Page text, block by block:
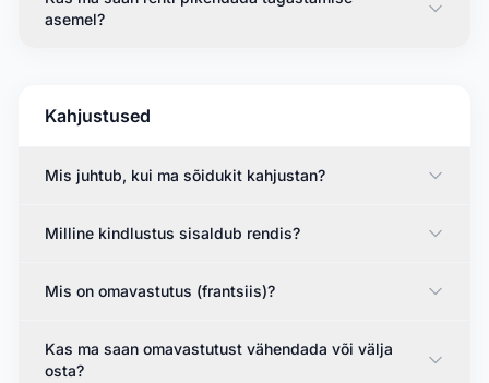
asemel?
Kahjustused
Mis juhtub, kui ma sõidukit kahjustan?
Milline kindlustus sisaldub rendis?
Mis on omavastutus (frantsiis)?
Kas ma saan omavastutust vähendada või välja
osta?